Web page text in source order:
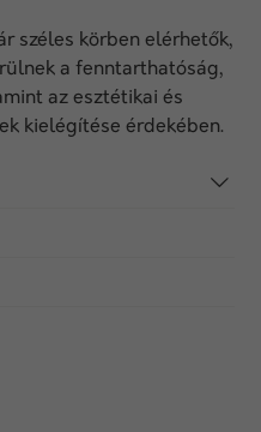
széles körben elérhetők,
a fenntarthatóság,
az esztétikai és
kielégítése érdekében.